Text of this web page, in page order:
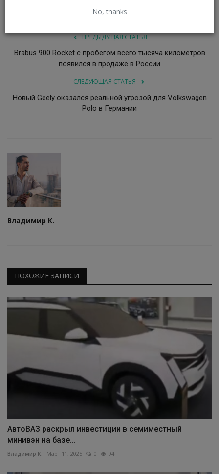
No, thanks
ПРЕДЫДУЩАЯ СТАТЬЯ
Brabus 900 Rocket с пробегом всего тысяча километров
появился в продаже в России
СЛЕДУЮЩАЯ СТАТЬЯ
Новый Geely оказался реальной угрозой для Volkswagen
Polo в Германии
Владимир К.
ПОХОЖИЕ ЗАПИСИ
АвтоВАЗ раскрыл инвестиции в семиместный
минивэн на базе...
Владимир К. Март 11, 2025 0 94